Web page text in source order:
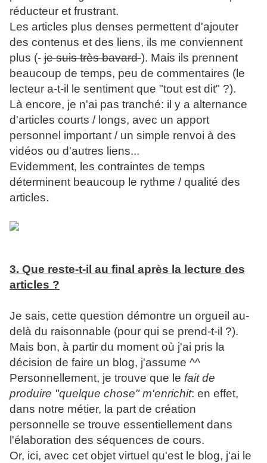
réducteur et frustrant.
Les articles plus denses permettent d'ajouter
des contenus et des liens, ils me conviennent
plus (- je suis très bavard-). Mais ils prennent
beaucoup de temps, peu de commentaires (le
lecteur a-t-il le sentiment que "tout est dit" ?).
Là encore, je n'ai pas tranché: il y a alternance
d'articles courts / longs, avec un apport
personnel important / un simple renvoi à des
vidéos ou d'autres liens...
Evidemment, les contraintes de temps
déterminent beaucoup le rythme / qualité des
articles.
3. Que reste-t-il au final après la lecture des
articles ?
Je sais, cette question démontre un orgueil au-
delà du raisonnable (pour qui se prend-t-il ?).
Mais bon, à partir du moment où j'ai pris la
décision de faire un blog, j'assume ^^
Personnellement, je trouve que le fait de
produire "quelque chose" m'enrichit: en effet,
dans notre métier, la part de création
personnelle se trouve essentiellement dans
l'élaboration des séquences de cours.
Or, ici, avec cet objet virtuel qu'est le blog, j'ai le